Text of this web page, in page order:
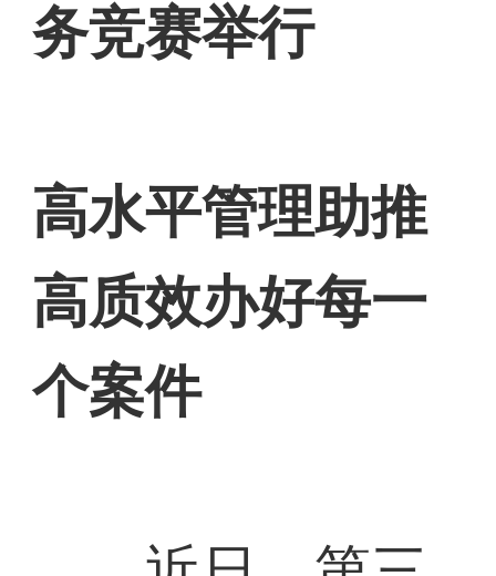
务竞赛举行
高水平管理助推
高质效办好每一
个案件